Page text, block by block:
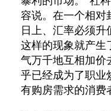
容说。在一个相对
日上、汇率必须升
这样的现象就产生
气万千地互相加价
乎已经成为了职业
有购房需求的消费